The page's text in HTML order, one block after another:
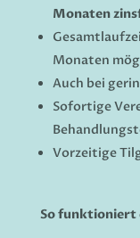
Monaten
Monaten
Auch bei
Sofortige
Vorzeitige
So funktioniert